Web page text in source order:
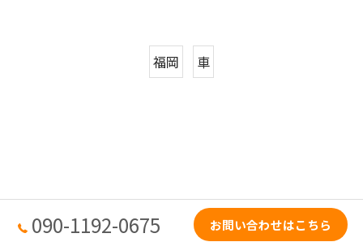
福岡 車
090-1192-0675 お問い合わせはこちら